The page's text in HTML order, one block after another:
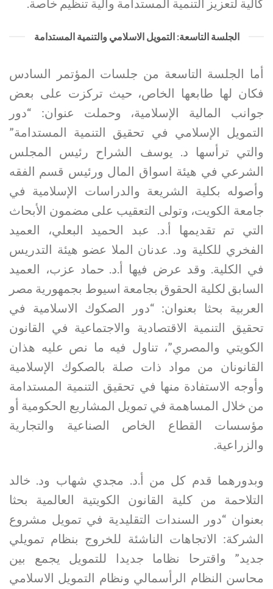
كآلية لتعزيز التنمية المستدامة وآلية تنظيم خاصة.
الجلسة التاسعة: التمويل الاسلامي والتنمية المستدامة
أما الجلسة التاسعة من جلسات المؤتمر السادس
فكان لها طابعها الخاص، حيث تركزت على بعض
جوانب المالية الإسلامية، وحملت عنوان: “دور
التمويل الإسلامي في تحقيق التنمية المستدامة”
والتي ترأسها د. يوسف الشراح رئيس المجلس
الشرعي في هيئة اسواق المال ورئيس قسم الفقه
وأصوله بكلية الشريعة والدراسات الإسلامية في
جامعة الكويت، وتولى التعقيب على مضمون الأبحاث
التي تم تقديمها أ.د. عبد الحميد البعلي، العميد
الفخري للكلية ود. عدنان الملا عضو هيئة التدريس
في الكلية. وقد عرض فيها أ.د. حماد عزب، العميد
السابق لكلية الحقوق بجامعة اسيوط بجمهورية مصر
العربية بحثا بعنوان: “دور الصكوك الاسلامية في
تحقيق التنمية الاقتصادية والاجتماعية في القانون
الكويتي والمصري”، تناول فيه ما نص عليه هذان
القانونان من مواد ذات صلة بالصكوك الإسلامية
وأوجه الاستفادة منها في تحقيق التنمية المستدامة
من خلال المساهمة في تمويل المشاريع الحكومية أو
مؤسسات القطاع الخاص الصناعية والتجارية
والزراعية.
وبدورهما قدم كل من أ.د. مجدي شهاب ود. خالد
التلاحمة من كلية القانون الكويتية العالمية بحثا
بعنوان “دور السندات التقليدية في تمويل مشروع
الشركة: الاتجاهات الناشئة للخروج بنظام تمويلي
جديد” واقترحا نظاما جديدا للتمويل يجمع بين
محاسن النظام الرأسمالي ونظام التمويل الاسلامي